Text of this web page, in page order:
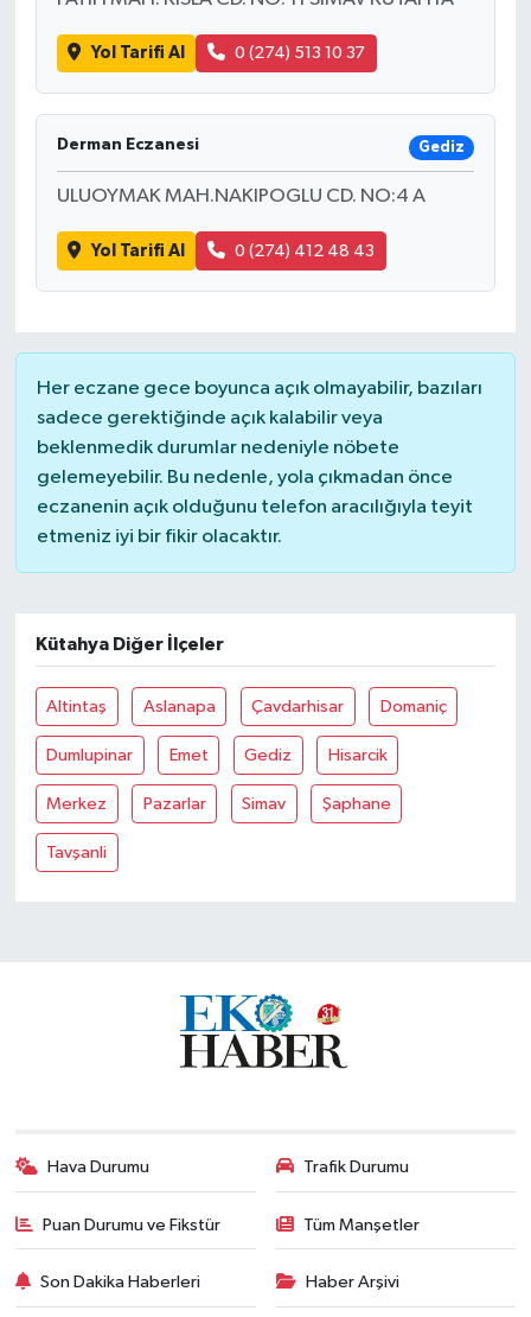
Yol Tarifi Al 0 (274) 513 10 37
Derman Eczanesi Gediz
ULUOYMAK MAH.NAKIPOGLU CD. NO:4 A
Yol Tarifi Al 0 (274) 412 48 43
Her eczane gece boyunca açık olmayabilir, bazıları
sadece gerektiğinde açık kalabilir veya
beklenmedik durumlar nedeniyle nöbete
gelemeyebilir. Bu nedenle, yola çıkmadan önce
eczanenin açık olduğunu telefon aracılığıyla teyit
etmeniz iyi bir fikir olacaktır.
Kütahya Diğer İlçeler
Altintaş Aslanapa Çavdarhisar Domaniç
Dumlupinar Emet Gediz Hisarcik
Merkez Pazarlar Simav Şaphane
Tavşanli
Hava Durumu Trafik Durumu
Puan Durumu ve Fikstür Tüm Manşetler
Son Dakika Haberleri Haber Arşivi